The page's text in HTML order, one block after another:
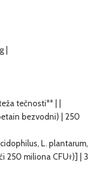
|
tečnosti** | |
bezvodni) | 250
L. plantarum,
250 miliona CFU†)] | 3